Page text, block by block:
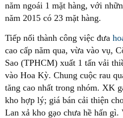
năm ngoái 1 mặt hàng, với
năm 2015 có 23 mặt hàng.
Tiếp nối thành công việc đưa
cao cấp năm qua, vừa vào vụ,
Sao (TPHCM) xuất 1 tấn vải
vào Hoa Kỳ. Chung cuộc rau
tăng cao nhất trong nhóm. XK
kho hợp lý; giá bán cải thiện
Lan xả kho gạo chưa hề hấn